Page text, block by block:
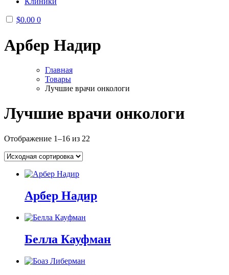
$0.00 0
Арбер Надир
Главная
Товары
Лучшие врачи онкологи
Лучшие врачи онкологи
Отображение 1–16 из 22
Арбер Надир
Белла Кауфман